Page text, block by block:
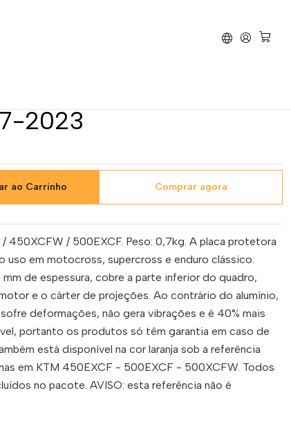
/ 450XCFW /
2023
ao Carrinho Comprar agora
450XCFW / 500EXCF. Peso: 0,7kg. A placa protetora
uso em motocross, supercross e enduro clássico.
de espessura, cobre a parte inferior do quadro,
e o cárter de projeções. Ao contrário do alumínio,
deformações, não gera vibrações e é 40% mais
portanto os produtos só têm garantia em caso de
está disponível na cor laranja sob a referência
em KTM 450EXCF - 500EXCF - 500XCFW. Todos
no pacote. AVISO: esta referência não é